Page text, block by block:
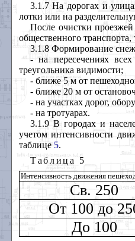
3.1.7 На дорогах и
лотки или на
После очистки
общественного
3.1.8 Формирование
- на пересечениях
треугольника видимости;
- ближе 5 м от
- ближе 20 м от
- на участках дорог,
- на тротуарах.
3.1.9 В городах и
учетом интенсивности
таблице5.
Таблица 5
Интенсивность движения
Св. 250
От 100 до
До 100